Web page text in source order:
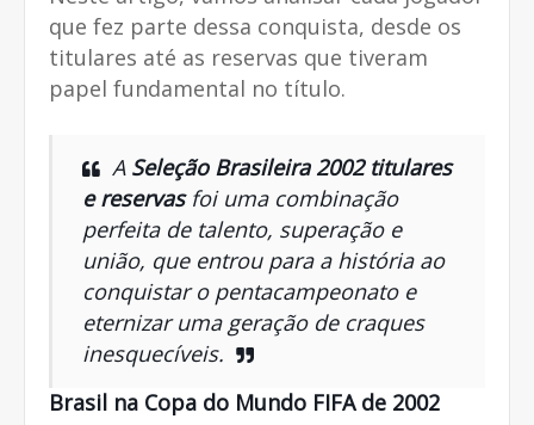
que fez parte dessa conquista, desde os
titulares até as reservas que tiveram
papel fundamental no título.
A Seleção Brasileira 2002 titulares
e reservasfoi uma combinação
perfeita de talento, superação e
união, que entrou para a história ao
conquistar o pentacampeonato e
eternizar uma geração de craques
inesquecíveis.
Brasil na Copa do Mundo FIFA de 2002